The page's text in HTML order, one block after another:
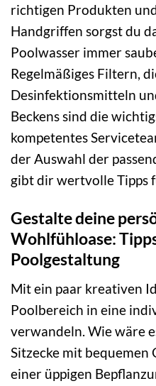
richtigen Produkten
Handgriffen sorgst du
Poolwasser immer
Regelmäßiges Filtern,
Desinfektionsmitteln
Beckens sind die
kompetentes
der Auswahl der
gibt dir wertvolle Tipps
Gestalte deine
Wohlfühloase:
Poolgestaltung
Mit ein paar kreativen
Poolbereich in eine
verwandeln. Wie wäre
Sitzecke mit
einer üppigen